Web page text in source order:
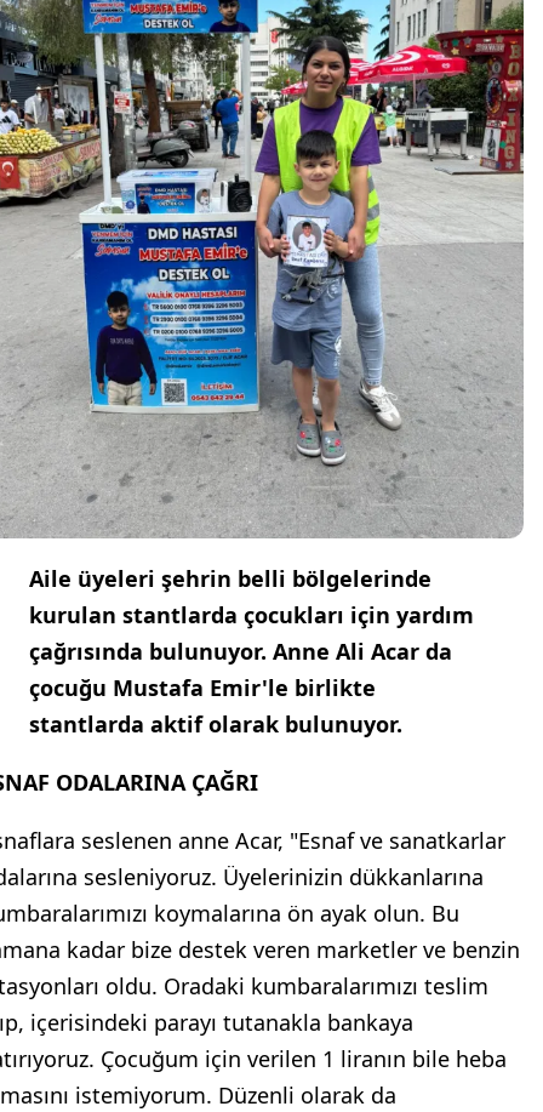
Aile üyeleri şehrin belli bölgelerinde
kurulan stantlarda çocukları için yardım
çağrısında bulunuyor. Anne Ali Acar da
çocuğu Mustafa Emir'le birlikte
stantlarda aktif olarak bulunuyor.
ODALARINA ÇAĞRI
seslenen anne Acar, "Esnaf ve sanatkarlar
sesleniyoruz. Üyelerinizin dükkanlarına
koymalarına ön ayak olun. Bu
kadar bize destek veren marketler ve benzin
oldu. Oradaki kumbaralarımızı teslim
içerisindeki parayı tutanakla bankaya
Çocuğum için verilen 1 liranın bile heba
istemiyorum. Düzenli olarak da